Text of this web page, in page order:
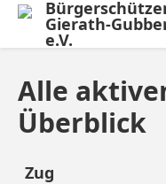
Gierath-
e.V.
Alle
Überblick
Zug